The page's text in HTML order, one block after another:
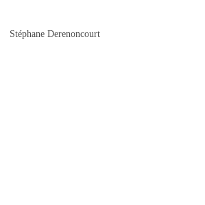
Stéphane Derenoncourt